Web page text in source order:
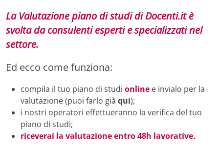
La Valutazione piano di studi di Docenti.it è
svolta da consulenti esperti e specializzati nel
settore.
Ed ecco come funziona:
compila il tuo piano di studi online e invialo per la
valutazione (puoi farlo già qui);
i nostri operatori effettueranno la verifica del tuo
piano di studi;
riceverai la valutazione entro 48h lavorative.